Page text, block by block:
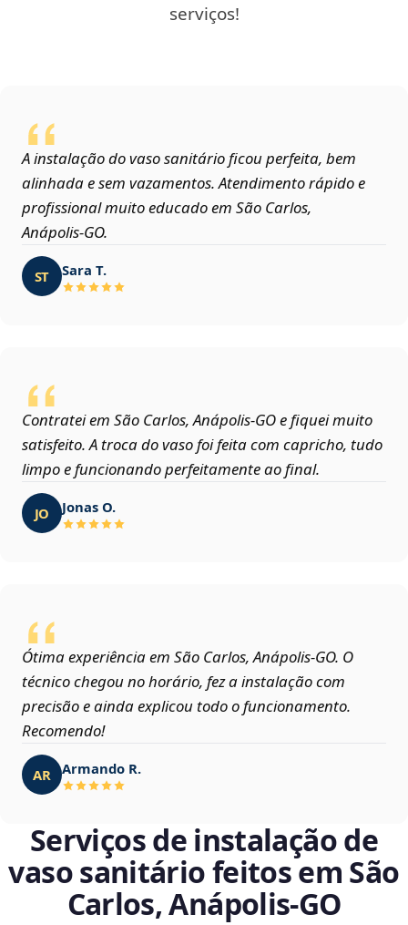
serviços!
A instalação do vaso sanitário ficou perfeita, bem
alinhada e sem vazamentos. Atendimento rápido e
profissional muito educado em São Carlos,
Anápolis‑GO.
ST Sara T.
Contratei em São Carlos, Anápolis‑GO e fiquei muito
satisfeito. A troca do vaso foi feita com capricho, tudo
limpo e funcionando perfeitamente ao final.
JO Jonas O.
Ótima experiência em São Carlos, Anápolis‑GO. O
técnico chegou no horário, fez a instalação com
precisão e ainda explicou todo o funcionamento.
Recomendo!
AR Armando R.
Serviços de instalação de
vaso sanitário feitos em São
Carlos, Anápolis‑GO